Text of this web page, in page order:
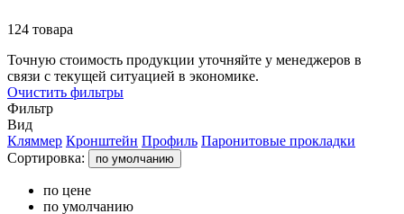
124 товара
Точную стоимость продукции уточняйте у менеджеров в
связи с текущей ситуацией в экономике.
Очистить фильтры
Фильтр
Вид
Кляммер Кронштейн Профиль Паронитовые прокладки
Сортировка:
по умолчанию
по цене
по умолчанию